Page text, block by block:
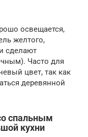
освещается,
желтого,
сделают
Часто для
цвет, так как
деревянной
спальным
кухни